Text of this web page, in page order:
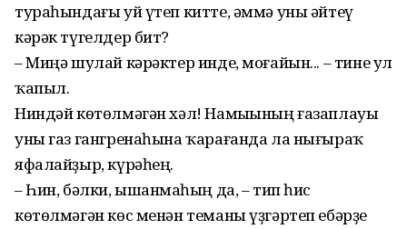
тураһындағы уй үтеп китте, әммә уны әйтеү
кәрәк түгелдер бит?
– Миңә шулай кәрәктер инде, моғайын... – тине ул
ҡапыл.
Ниндәй көтөлмәгән хәл! Намыҫының ғазаплауы
уны газ гангренаһына ҡарағанда ла нығыраҡ
яфалайҙыр, күрәһең.
– Һин, бәлки, ышанмаҫһың да, – тип һис
көтөлмәгән көс менән теманы үҙгәртеп ебәрҙе